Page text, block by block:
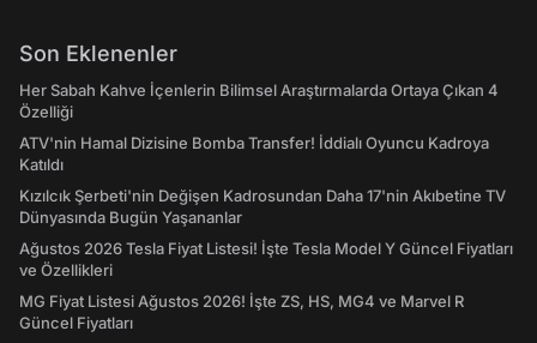
Son Eklenenler
Her Sabah Kahve İçenlerin Bilimsel Araştırmalarda Ortaya Çıkan 4
Özelliği
ATV'nin Hamal Dizisine Bomba Transfer! İddialı Oyuncu Kadroya
Katıldı
Kızılcık Şerbeti'nin Değişen Kadrosundan Daha 17'nin Akıbetine TV
Dünyasında Bugün Yaşananlar
Ağustos 2026 Tesla Fiyat Listesi! İşte Tesla Model Y Güncel Fiyatları
ve Özellikleri
MG Fiyat Listesi Ağustos 2026! İşte ZS, HS, MG4 ve Marvel R
Güncel Fiyatları